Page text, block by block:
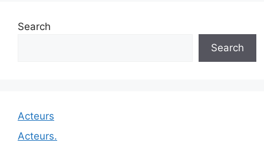
Search
Search
Acteurs
Acteurs.